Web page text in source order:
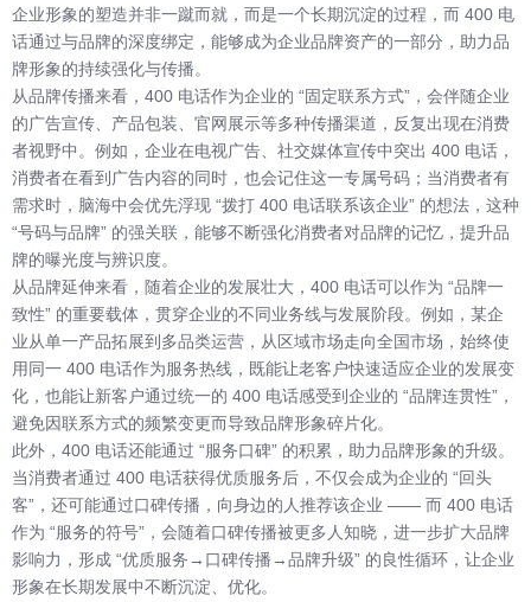
企业形象的塑造并非一蹴而就，而是一个长期沉淀的过程，而 400 电
话通过与品牌的深度绑定，能够成为企业品牌资产的一部分，助力品
牌形象的持续强化与传播。
从品牌传播来看，400 电话作为企业的 “固定联系方式”，会伴随企业
的广告宣传、产品包装、官网展示等多种传播渠道，反复出现在消费
者视野中。例如，企业在电视广告、社交媒体宣传中突出 400 电话，
消费者在看到广告内容的同时，也会记住这一专属号码；当消费者有
需求时，脑海中会优先浮现 “拨打 400 电话联系该企业” 的想法，这种
“号码与品牌” 的强关联，能够不断强化消费者对品牌的记忆，提升品
牌的曝光度与辨识度。
从品牌延伸来看，随着企业的发展壮大，400 电话可以作为 “品牌一
致性” 的重要载体，贯穿企业的不同业务线与发展阶段。例如，某企
业从单一产品拓展到多品类运营，从区域市场走向全国市场，始终使
用同一 400 电话作为服务热线，既能让老客户快速适应企业的发展变
化，也能让新客户通过统一的 400 电话感受到企业的 “品牌连贯性”，
避免因联系方式的频繁变更而导致品牌形象碎片化。
此外，400 电话还能通过 “服务口碑” 的积累，助力品牌形象的升级。
当消费者通过 400 电话获得优质服务后，不仅会成为企业的 “回头
客”，还可能通过口碑传播，向身边的人推荐该企业 —— 而 400 电话
作为 “服务的符号”，会随着口碑传播被更多人知晓，进一步扩大品牌
影响力，形成 “优质服务→口碑传播→品牌升级” 的良性循环，让企业
形象在长期发展中不断沉淀、优化。